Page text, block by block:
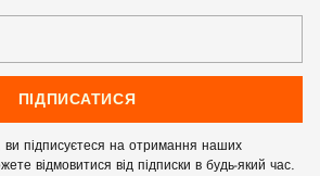
ПІДПИСАТИСЯ
підписуєтеся на отримання наших
відмовитися від підписки в будь-який час.